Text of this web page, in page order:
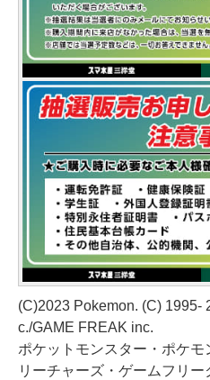
(C)2023 Pokemon. (C) 1995-
c./GAME FREAK inc.
ポケットモンスター・ポケモ
リーチャーズ・ゲームフリー